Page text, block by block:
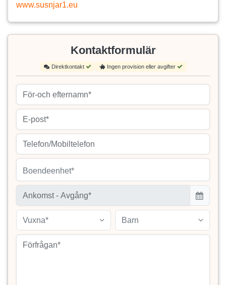
www.susnjar1.eu
Kontaktformulär
Direktkontakt Ingen provision eller avgifter
Boendeenhet*
Vuxna* Barn